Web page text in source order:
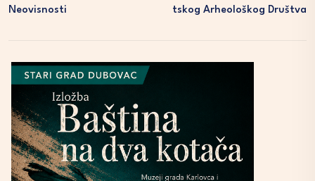
Neovisnosti
Tskog Arheološkog Društva